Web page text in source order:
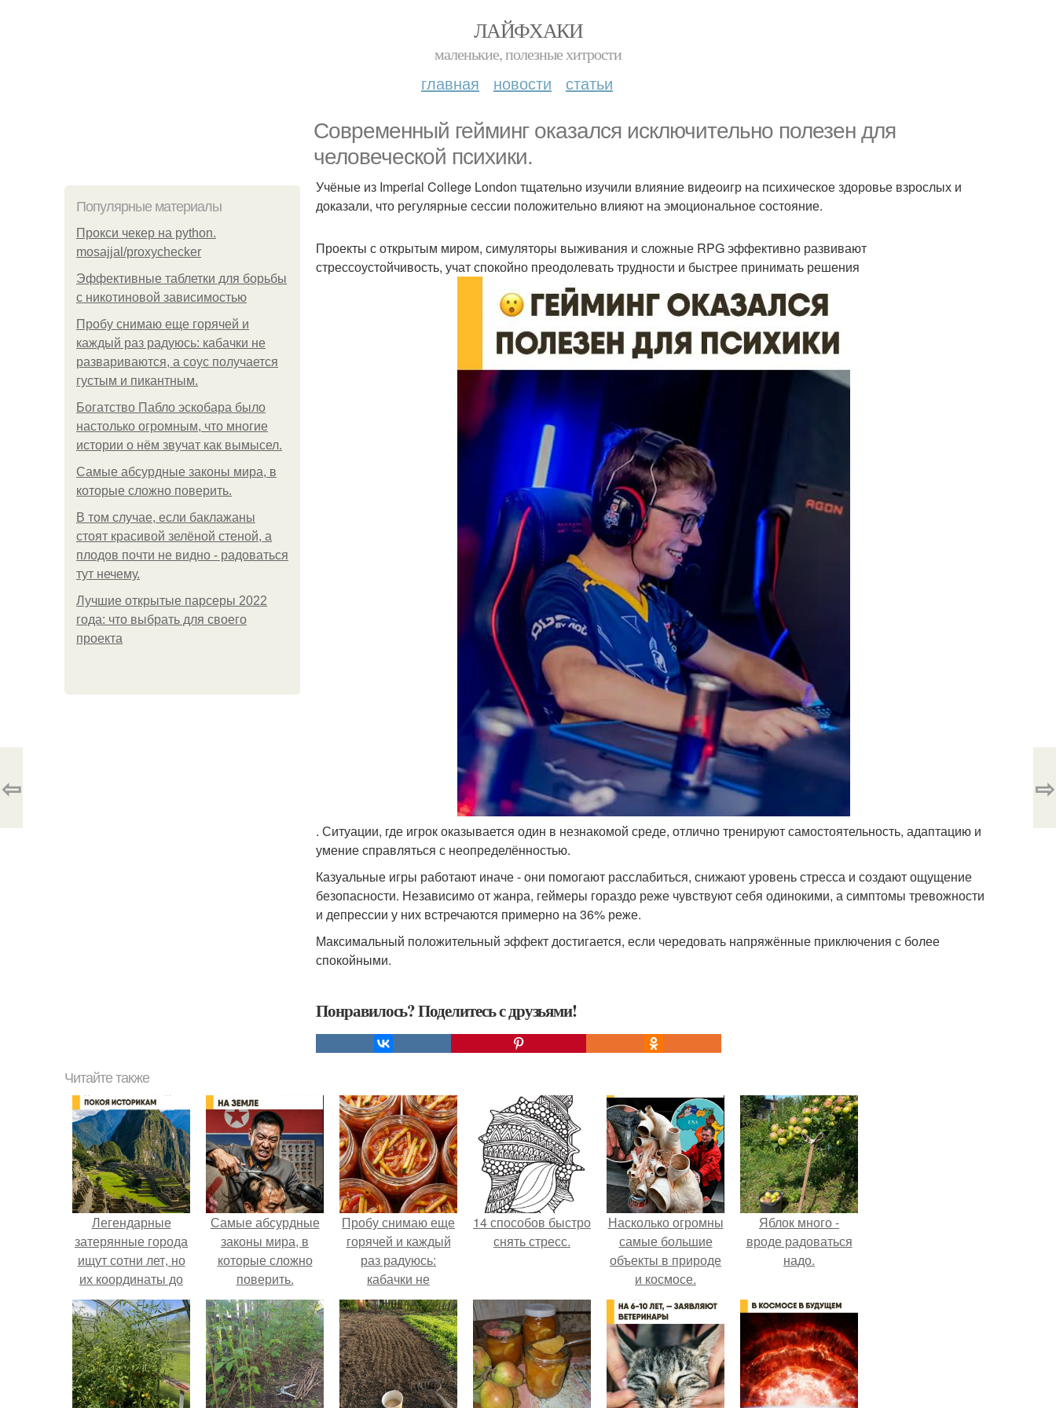
ЛАЙФХАКИ
маленькие, полезные хитрости
главная новости статьи
Современный гейминг оказался исключительно полезен для
человеческой психики.
Популярные материалы
Прокси чекер на python.
mosajjal/proxychecker
Эффективные таблетки для борьбы
с никотиновой зависимостью
Пробу снимаю еще горячей и
каждый раз радуюсь: кабачки не
развариваются, а соус получается
густым и пикантным.
Богатство Пабло эскобара было
настолько огромным, что многие
истории о нём звучат как вымысел.
Самые абсурдные законы мира, в
которые сложно поверить.
В том случае, если баклажаны
стоят красивой зелёной стеной, а
плодов почти не видно - радоваться
тут нечему.
Лучшие открытые парсеры 2022
года: что выбрать для своего
проекта
Учёные из Imperial College London тщательно изучили влияние видеоигр на психическое здоровье взрослых и
доказали, что регулярные сессии положительно влияют на эмоциональное состояние.
Проекты с открытым миром, симуляторы выживания и сложные RPG эффективно развивают
стрессоустойчивость, учат спокойно преодолевать трудности и быстрее принимать решения
. Ситуации, где игрок оказывается один в незнакомой среде, отлично тренируют самостоятельность, адаптацию и
умение справляться с неопределённостью.
Казуальные игры работают иначе - они помогают расслабиться, снижают уровень стресса и создают ощущение
безопасности. Независимо от жанра, геймеры гораздо реже чувствуют себя одинокими, а симптомы тревожности
и депрессии у них встречаются примерно на 36% реже.
Максимальный положительный эффект достигается, если чередовать напряжённые приключения с более
спокойными.
Понравилось? Поделитесь с друзьями!
⇦ ⇨
Читайте также
Легендарные
затерянные города
ищут сотни лет, но
их координаты до
сих пор остаются
неразгаданной
загадкой.
Самые абсурдные
законы мира, в
которые сложно
поверить.
Пробу снимаю еще
горячей и каждый
раз радуюсь:
кабачки не
развариваются, а
соус получается
густым и
пикантным.
14 способов быстро
снять стресс.
Насколько огромны
самые большие
объекты в природе
и космосе.
Яблок много -
вроде радоваться
надо.